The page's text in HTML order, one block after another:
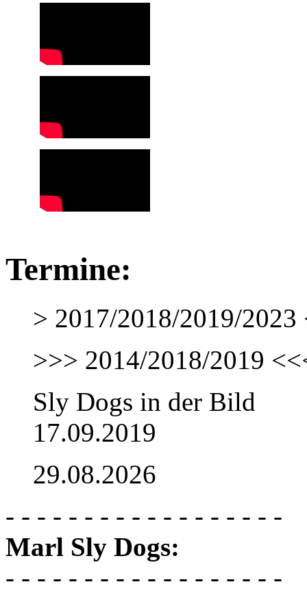
Termine:
> 2017/2018/2019/2023
>>> 2014/2018/2019
Sly Dogs in der Bild
17.09.2019
29.08.2026
- - - - - - - - - - - - - - - - - -
Marl Sly Dogs:
- - - - - - - - - - - - - - - - - -